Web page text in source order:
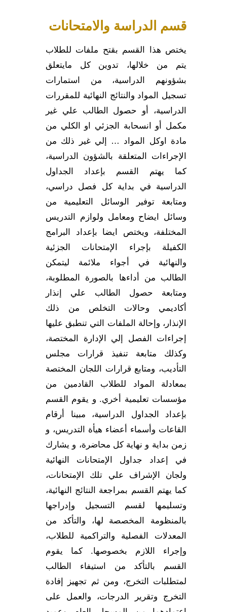
قسم الدراسة والامتحانات
يختص هذا القسم بقتح ملفات للطلاب
يتم من خلالها، تدوين كل مايتعلق
بشؤونهم الدراسية، من استمارات
تسجيل المواد والنتائج النهائية للمقررات
الدراسية، أو حصول الطالب علي غير
مكمل أو انسحابة الجزئي او الكلي من
مادة اوكل المواد … إلي غير ذلك من
الإجراءات المتعلقة بالشؤون الدراسية،
كما يهتم القسم بإعداد الجداول
الدراسية في بداية كل فصل دراسي،
ومتابعة توفير الوسائل التعليمية من
وسائل ايضاح ومعامل ولوازم التدريس
المختلفة، ويختص ايضا بإعداد البرامج
الكفيلة بإجراء الإمتحانات الجزئية
والنهائية في أجواء ملائمة ليتمكن
الطالب من أداءها بالصورة المطلوبة،
ومتابعة حصول الطالب علي إنذار
أكاديمي وحالات التخلص من ذلك
الإنذار، وإحالة الملفات التي تنطبق عليها
إجراءات الفصل إلي الإدارة المختصة،
وكذلك متابعة تنفيذ قرارات مجلس
التأديب، ومتابع قرارات اللجان المختصة
بمعادلة المواد للطلاب القادمين من
مؤسسات تعليمية أخري. و يقوم القسم
بإعداد الجداول الدراسية، مبينا أرقام
القاعات وأسماء أعضاء هيأة التدريس، و
زمن بداية و نهاية كل محاضرة، و يشارك
في إعداد جداول الإمتحانات النهائية
ولجان الإشراف علي تلك الإمتحانات،
كما يهتم القسم بمراجعة النتائج النهائية،
وتسليمها لقسم التسجيل وإدراجها
بالمنظومة المخصصة لها، والتأكد من
المعدلات الفصلية والتراكمية للطلاب،
وإجراء اللازم بخصوصها. كما يقوم
القسم بالتأكد من استيفاء الطالب
لمتطلبات التخرج، ومن ثم تجهيز إفادة
التخرج وتقرير الدرجات، والعمل على